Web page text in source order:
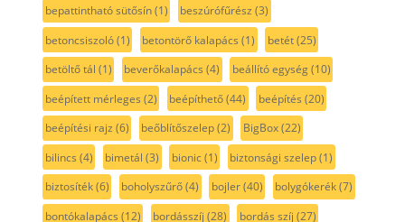
bepattintható sütősín(1) beszúrófűrész (3)
betoncsiszoló(1) betontörő kalapács (1) betét(25)
betöltő tál (1) beverőkalapács (4) beállító egység(10)
beépített mérleges (2) beépíthető(44) beépítés (20)
beépítési rajz (6) beőblítőszelep(2) BigBox(22)
bilincs (4) bimetál (3) bionic(1) biztonsági szelep(1)
biztosíték(6) boholyszűrő(4) bojler(40) bolygókerék(7)
bontókalapács (12) bordásszíj (28) bordás szíj (27)